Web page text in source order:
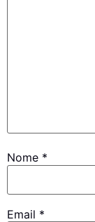
Nome *
Email *